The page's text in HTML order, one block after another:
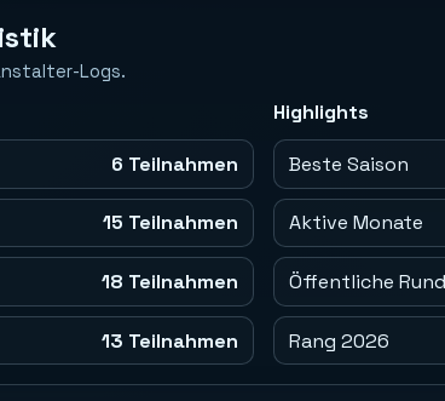
Logs.
6 Teilnahmen
15 Teilnahmen
18 Teilnahmen
13 Teilnahmen
Highlights
Beste Saison
Aktive Monate
Öffentliche
Rang 2026